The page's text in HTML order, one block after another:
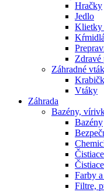
Hračky
Jedlo
Klietky
Zdravé
Záhradné
Vtáky
Záhrada
Bazény,
Bazény
Farby
Filtre,